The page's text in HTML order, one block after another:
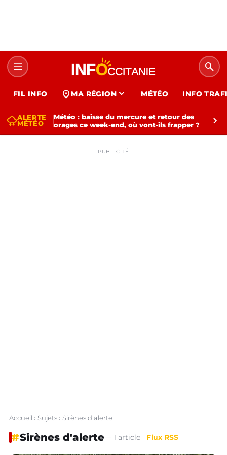
menu search
FIL INFO location_on MA RÉGION expand_more MÉTÉO INFO
thunderstormALERTE
MÉTÉO
Météo : baisse du mercure et retour des
orages ce week-end, où vont-ils frapper ?
chevron_right
PUBLICITÉ
Accueil › Sujets› Sirènes d'alerte
#Sirènes d'alerte— 1 article Flux RSS